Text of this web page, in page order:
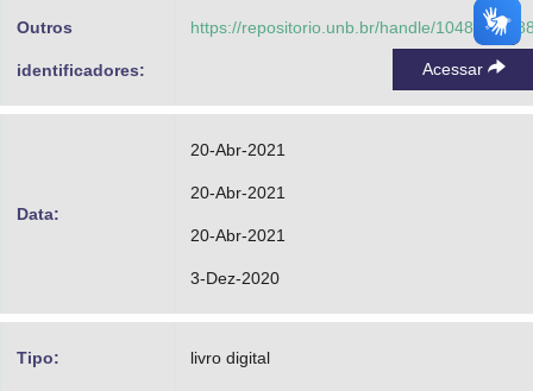
Outros
identificadores:
https://repositorio.unb.br/handle/10482/
Acessar
Data:
20-Abr-2021
20-Abr-2021
20-Abr-2021
3-Dez-2020
Tipo: livro digital